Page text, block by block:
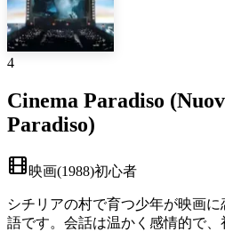
4
Cinema Paradiso
Paradiso)
映画(1988)初心者
シチリアの村で育つ少年が映画
語です。会話は温かく感情的で